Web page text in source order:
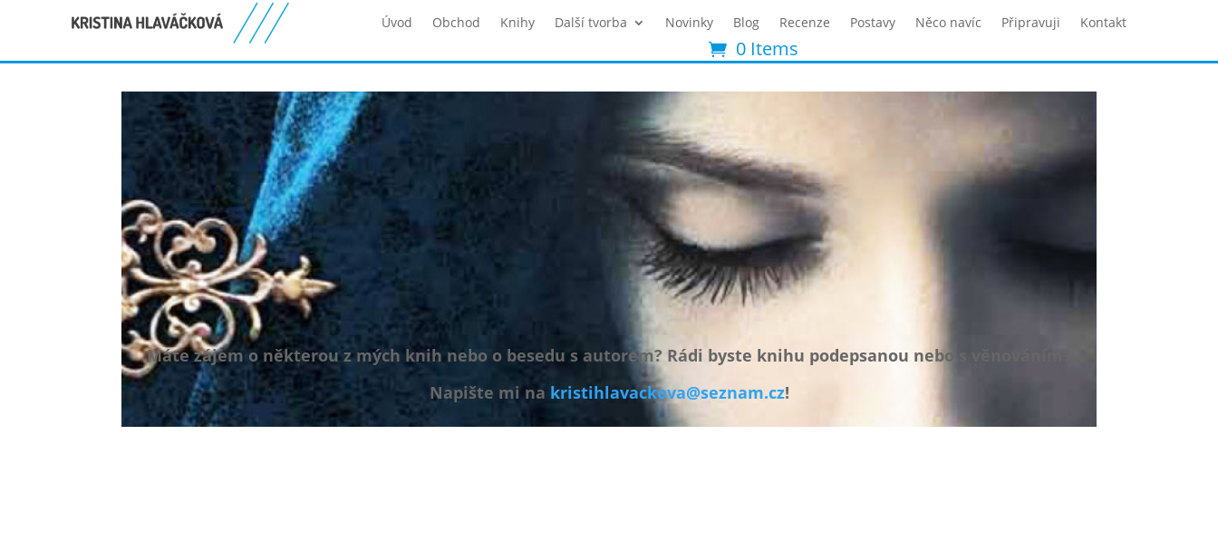
Úvod Obchod Knihy Další tvorba Novinky Blog Recenze Postavy Něco navíc Připravuji Kontakt
0 Items
Máte zájem o některou z mých knih nebo o besedu s autorem? Rádi byste knihu podepsanou nebo s věnováním?
Napište mi na kristihlavackova@seznam.cz!